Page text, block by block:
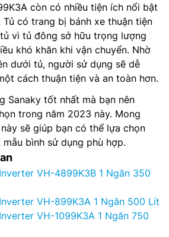
còn có nhiều tiện ích nổi bật
Tủ có trang bị bánh xe thuận tiện
vì tủ đông sở hữu trọng lượng
khó khăn khi vận chuyển. Nhờ
dưới tủ, người sử dụng sẽ dễ
cách thuận tiện và an toàn hơn.
Sanaky tốt nhất mà bạn nên
trong năm 2023 này. Mong
sẽ giúp bạn có thể lựa chọn
bình sử dụng phù hợp.
VH-4899K3B 1 Ngăn 350
VH-899K3A 1 Ngăn 500 Lít
VH-1099K3A 1 Ngăn 750